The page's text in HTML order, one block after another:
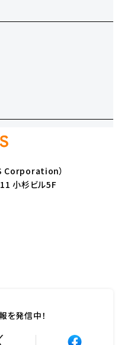
Corporation）
小杉ビル5F
を発信中！